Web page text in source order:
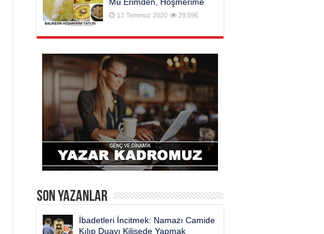
13 Temmuz 2020 29,596
Son Yazanlar
İbadetleri İncitmek: Namazı Camide
Kılıp Duayı Kilisede Yapmak